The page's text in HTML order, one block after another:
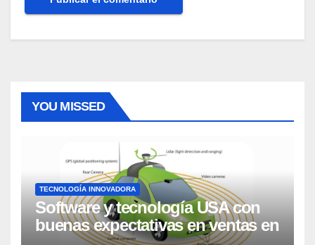
YOU MISSED
TECNOLOGÍA INNOVADORA
Software y tecnología USA con
buenas expectativas en ventas en